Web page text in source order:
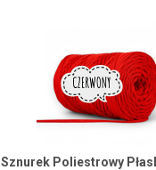
Sznurek Poliestrowy